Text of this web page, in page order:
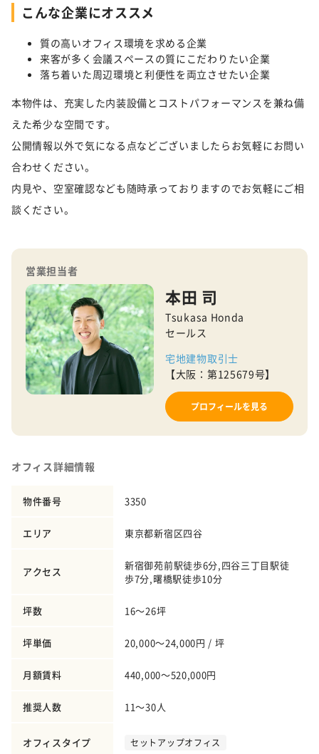
こんな企業にオススメ
質の高いオフィス環境を求める企業
来客が多く会議スペースの質にこだわりたい企業
落ち着いた周辺環境と利便性を両立させたい企業
本物件は、充実した内装設備とコストパフォーマンスを兼ね備
えた希少な空間です。
公開情報以外で気になる点などございましたらお気軽にお問い
合わせください。
内見や、空室確認なども随時承っておりますのでお気軽にご相
談ください。
営業担当者
本田 司
Tsukasa Honda
セールス
宅地建物取引士
【大阪：第125679号】
プロフィールを見る
オフィス詳細情報
物件番号 3350
エリア 東京都新宿区四谷
アクセス
新宿御苑前駅徒歩6分,四谷三丁目駅徒
歩7分,曙橋駅徒歩10分
坪数 16～26坪
坪単価 20,000～24,000円 / 坪
月額賃料 440,000～520,000円
推奨人数 11～30人
オフィスタイプ セットアップオフィス